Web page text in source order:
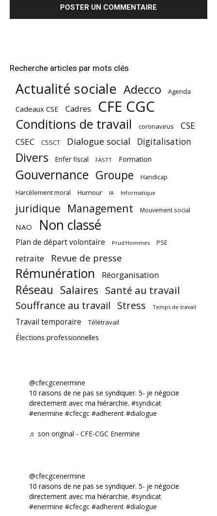
Recherche articles par mots clés
Actualité sociale Adecco Agenda
Cadeaux CSE Cadres CFE CGC
Conditions de travail coronavirus CSE
CSEC CSSCT Dialogue social Digitalisation
Divers Enfer fiscal FASTT Formation
Gouvernance Groupe Handicap
Harcèlement moral Humour IA Informatique
juridique Management Mouvement social
NAO Non classé
Plan de départ volontaire Prud'Hommes PSE
retraite Revue de presse
Rémunération Réorganisation
Réseau Salaires Santé au travail
Souffrance au travail Stress Temps de travail
Travail temporaire Télétravail
Élections professionnelles
@cfecgcenermine
10 raisons de ne pas se syndiquer. 5- je négocie
directement avec ma hiérarchie. #syndicat
#enermine #cfecgc #adherent #dialogue
♬ son original - CFE-CGC Enermine
@cfecgcenermine
10 raisons de ne pas se syndiquer. 5- je négocie
directement avec ma hiérarchie. #syndicat
#enermine #cfecgc #adherent #dialogue